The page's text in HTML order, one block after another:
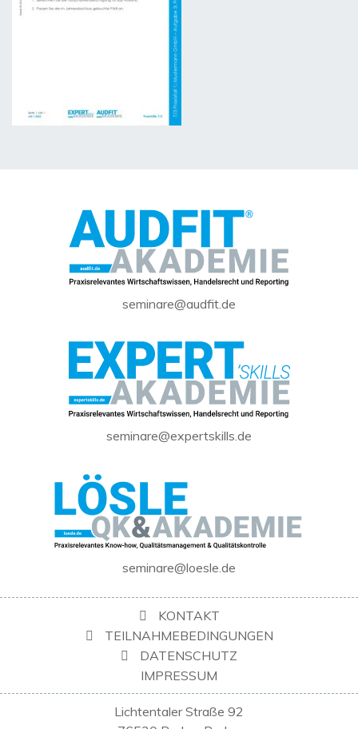
seminare@audfit.de
seminare@expertskills.de
seminare@loesle.de
KONTAKT
TEILNAHMEBEDINGUNGEN
DATENSCHUTZ
IMPRESSUM
Lichtentaler Straße 92